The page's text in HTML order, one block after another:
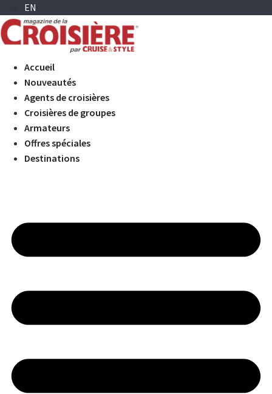
EN
Accueil
Nouveautés
Agents de croisières
Croisières de groupes
Armateurs
Offres spéciales
Destinations